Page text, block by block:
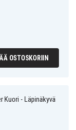
OSTOSKORIIN
Kuori - Läpinäkyvä